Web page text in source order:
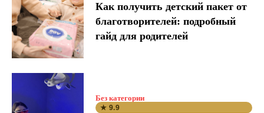
Как получить детский пакет от
благотворителей: подробный
гайд для родителей
Без категории
★ 9.9